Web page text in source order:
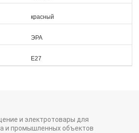
красный
ЭРА
Е27
и электротовары для
и промышленных объектов